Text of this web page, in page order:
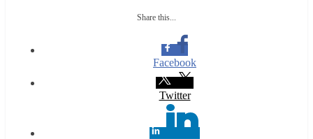
Share this...
Facebook
Twitter